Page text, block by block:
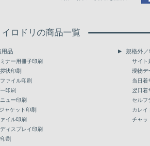
382,314 417,298 478,008
396,486 497,863
410,663 517,974
イロドリの商品一覧
用品
ナー用冊子印刷
状印刷
ァイル印刷
印刷
ュー印刷
ャケット印刷
イル印刷
ィスプレイ印刷
刷
規格外
サイト
現物デ
当日着
翌日着
セルフ
カレイ
チャッ